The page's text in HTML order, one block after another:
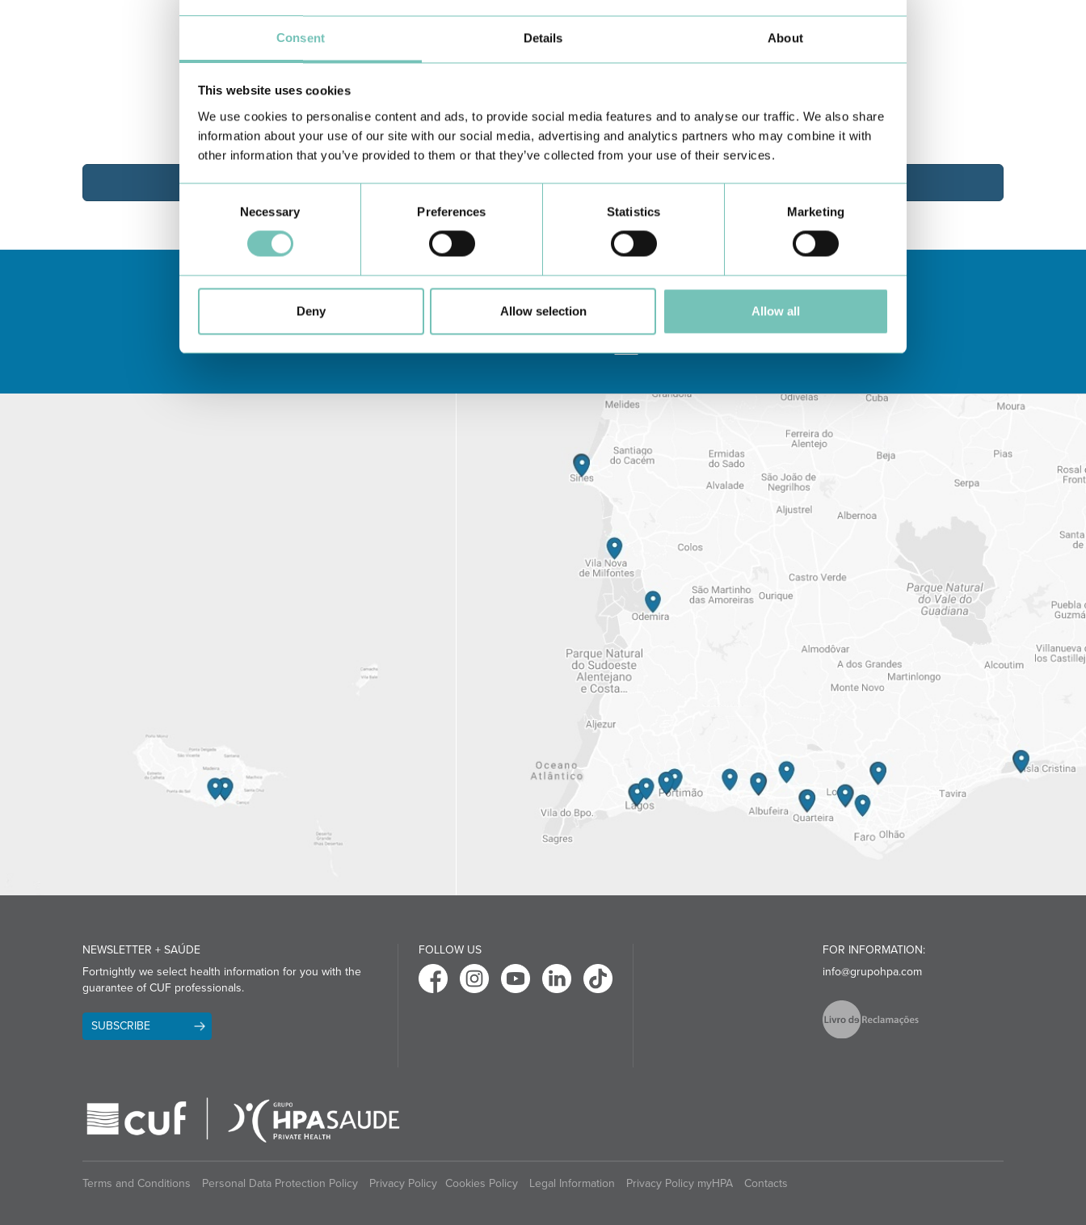
Consent Details About
This website uses cookies
We use cookies to personalise content and ads, to provide social media features and to analyse our traffic. We also share
information about your use of our site with our social media, advertising and analytics partners who may combine it with
other information that you’ve provided to them or that they’ve collected from your use of their services.
Necessary Preferences Statistics Marketing
Deny Allow selection Allow all
Dr. Ricardo
Pacheco Duarte
Anestesiologia
Medicina Interna
Psicologia
Request information
Learn about all CUF Health Unitshere
NEWSLETTER + SAÚDE
Fortnightly we select health information for you with the
guarantee of CUF professionals.
SUBSCRIBE
FOLLOW US
FOR INFORMATION:
info@grupohpa.com
Terms and Conditions Personal Data Protection Policy Privacy Policy Cookies Policy Legal Information Privacy Policy myHPA Contacts